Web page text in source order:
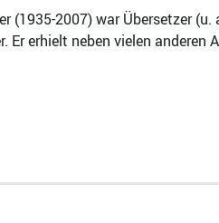
(1935-2007) war Übersetzer
Er erhielt neben vielen anderen